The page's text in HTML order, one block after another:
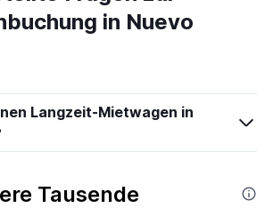
in Nuevo
Langzeit-Mietwagen in
Tausende